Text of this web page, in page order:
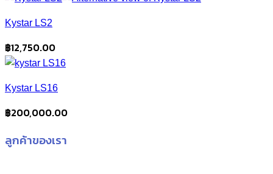
Kystar LS2
฿12,750.00
Kystar LS16
฿200,000.00
ลูกค้าของเรา